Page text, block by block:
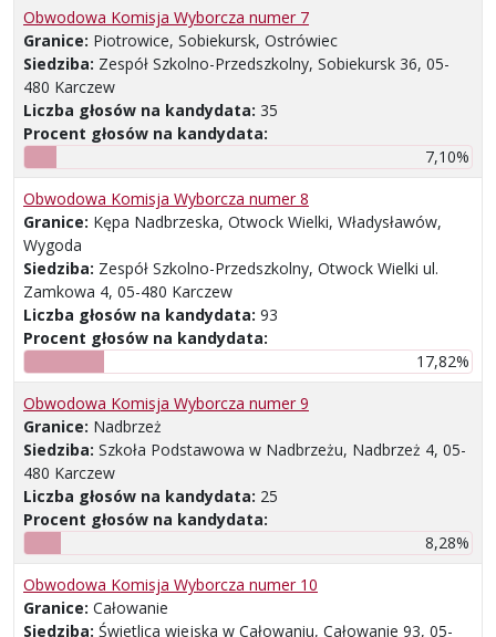
Obwodowa Komisja Wyborcza numer 7
Granice: Piotrowice, Sobiekursk, Ostrówiec
Siedziba: Zespół Szkolno-Przedszkolny, Sobiekursk 36, 05-
480 Karczew
Liczba głosów na kandydata: 35
Procent głosów na kandydata:
7,10%
Obwodowa Komisja Wyborcza numer 8
Granice: Kępa Nadbrzeska, Otwock Wielki, Władysławów,
Wygoda
Siedziba: Zespół Szkolno-Przedszkolny, Otwock Wielki ul.
Zamkowa 4, 05-480 Karczew
Liczba głosów na kandydata: 93
Procent głosów na kandydata:
17,82%
Obwodowa Komisja Wyborcza numer 9
Granice: Nadbrzeż
Siedziba: Szkoła Podstawowa w Nadbrzeżu, Nadbrzeż 4, 05-
480 Karczew
Liczba głosów na kandydata: 25
Procent głosów na kandydata:
8,28%
Obwodowa Komisja Wyborcza numer 10
Granice: Całowanie
Siedziba: Świetlica wiejska w Całowaniu, Całowanie 93, 05-